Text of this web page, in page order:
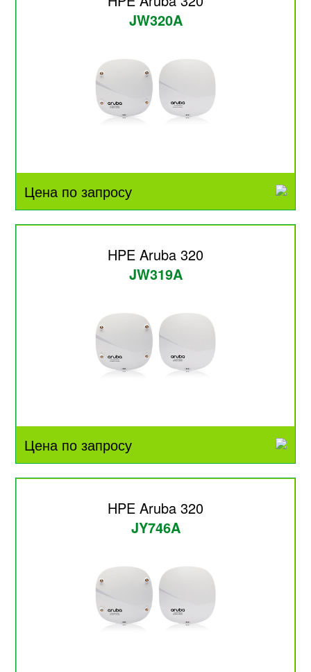
JW320A
Цена по запросу
HPE Aruba 320
JW319A
Цена по запросу
HPE Aruba 320
JY746A